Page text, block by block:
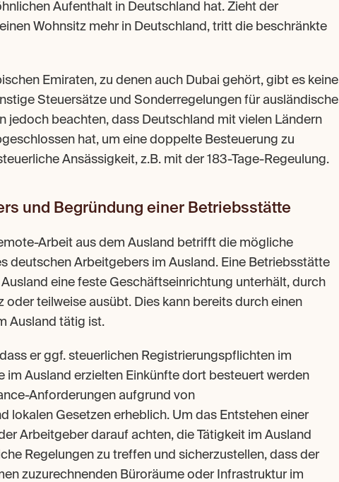
Aufenthalt in Deutschland hat. Zieht der
Wohnsitz mehr in Deutschland, tritt die beschränkte
Emiraten, zu denen auch Dubai gehört, gibt es keine
Steuersätze und Sonderregelungen für ausländische
jedoch beachten, dass Deutschland mit vielen Ländern
hat, um eine doppelte Besteuerung zu
Ansässigkeit, z.B. mit der 183-Tage-Regeulung.
und Begründung einer Betriebsstätte
Arbeit aus dem Ausland betrifft die mögliche
deutschen Arbeitgebers im Ausland. Eine Betriebsstätte
eine feste Geschäftseinrichtung unterhält, durch
teilweise ausübt. Dies kann bereits durch einen
Ausland tätig ist.
er ggf. steuerlichen Registrierungspflichten im
im Ausland erzielten Einkünfte dort besteuert werden
Anforderungen aufgrund von
lokalen Gesetzen erheblich. Um das Entstehen einer
Arbeitgeber darauf achten, die Tätigkeit im Ausland
Regelungen zu treffen und sicherzustellen, dass der
zuzurechnenden Büroräume oder Infrastruktur im